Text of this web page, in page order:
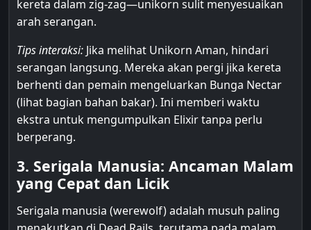
kereta dalam zig-zag—unikorn sulit menyesuaikan
arah serangan.
Tips interaksi: Jika melihat Unikorn Aman, hindari
serangan langsung. Mereka akan pergi jika kereta
berhenti dan pemain mengeluarkan Bunga Nectar
(lihat bagian bahan bakar). Ini memberi waktu
ekstra untuk mengumpulkan Elixir tanpa perlu
berperang.
3. Serigala Manusia: Ancaman Malam
yang Cepat dan Licik
Serigala manusia (werewolf) adalah musuh paling